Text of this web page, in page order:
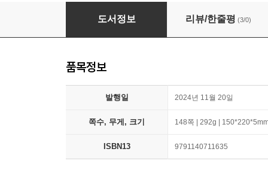
나를 소개하는 키워드 찾는 법
도서정보 리뷰/한줄평 (3/0)
품목정보
발행일 2024년 11월 20일
쪽수, 무게, 크기 148쪽 | 292g |
ISBN13 9791140711635